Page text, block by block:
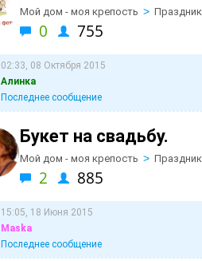
Мой дом - моя крепость >
0 755
02:33, 08 Октября 2015
Алинка
Последнее сообщение
Букет на свадьбу.
Мой дом - моя крепость >
2 885
15:05, 18 Июня 2015
Maska
Последнее сообщение